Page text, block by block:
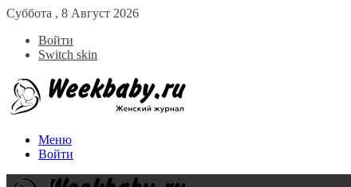
Суббота , 8 Август 2026
Войти
Switch skin
Меню
Войти